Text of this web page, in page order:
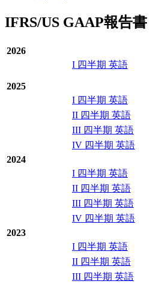
IFRS/US GAAP報告書
2026
I 四半期 英語
2025
I 四半期 英語
II 四半期 英語
III 四半期 英語
IV 四半期 英語
2024
I 四半期 英語
II 四半期 英語
III 四半期 英語
IV 四半期 英語
2023
I 四半期 英語
II 四半期 英語
III 四半期 英語